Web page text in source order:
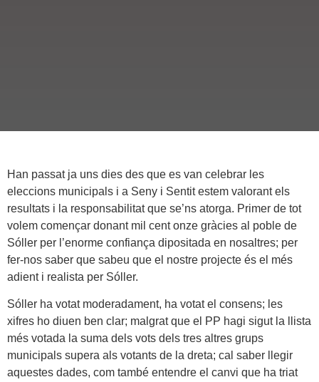
Han passat ja uns dies des que es van celebrar les
eleccions municipals i a Seny i Sentit estem valorant els
resultats i la responsabilitat que se’ns atorga. Primer de tot
volem començar donant mil cent onze gràcies al poble de
Sóller per l’enorme confiança dipositada en nosaltres; per
fer-nos saber que sabeu que el nostre projecte és el més
adient i realista per Sóller.
Sóller ha votat moderadament, ha votat el consens; les
xifres ho diuen ben clar; malgrat que el PP hagi sigut la llista
més votada la suma dels vots dels tres altres grups
municipals supera als votants de la dreta; cal saber llegir
aquestes dades, com també entendre el canvi que ha triat